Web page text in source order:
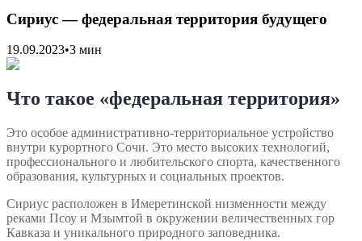
Сириус ― федеральная территория будущего
19.09.2023•3 мин
Что такое «федеральная территория»
Это особое административно-территориальное устройство
внутри курортного Сочи. Это место высоких технологий,
профессионального и любительского спорта, качественного
образования, культурных и социальных проектов.
Сириус расположен в Имеретинской низменности между
реками Псоу и Мзымтой в окружении величественных гор
Кавказа и уникального природного заповедника.